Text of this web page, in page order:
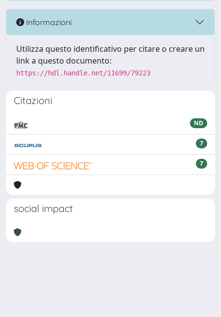
Informazioni
Utilizza questo identificativo per citare o creare un
link a questo documento:
https://hdl.handle.net/11699/79223
Citazioni
ND
7
7
social impact